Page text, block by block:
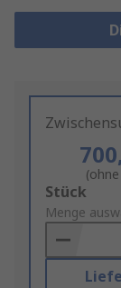
Add
to
Basket
Stück
Menge